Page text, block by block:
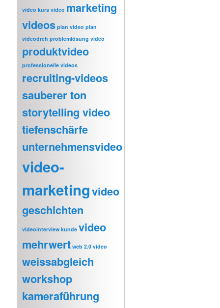
video kurs video marketing
videos plan video plan
videodreh problemlösung video
produktvideo
professionelle videos
recruiting-videos
sauberer ton
storytelling video
tiefenschärfe
unternehmensvideo
video-
marketingvideo
geschichten
videointerview kunde video
mehrwert web 2.0 video
weissabgleich
workshop
kameraführung